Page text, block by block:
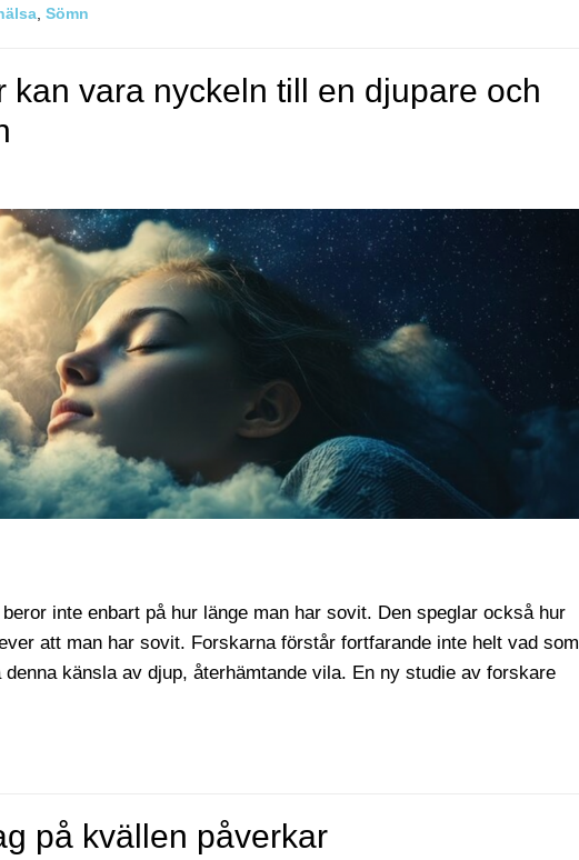
Sömn
kan vara nyckeln till en djupare och
inte enbart på hur länge man har sovit. Den speglar också hur
att man har sovit. Forskarna förstår fortfarande inte helt vad som
känsla av djup, återhämtande vila. En ny studie av forskare
på kvällen påverkar